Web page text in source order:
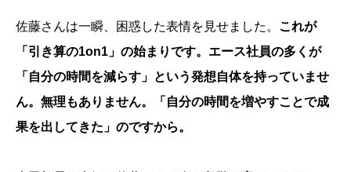
佐藤さんは一瞬、困惑した表情を見せました。 これが
「引き算の1on1」の始まりです。エース社員の多くが
「自分の時間を減らす」という発想自体を持っていませ
ん。無理もありません。「自分の時間を増やすことで成
果を出してきた」のですから。